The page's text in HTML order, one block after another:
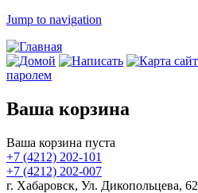
Jump to navigation
паролем
Ваша корзина
Ваша корзина пуста
+7 (4212) 202-101
+7 (4212) 202-007
г. Хабаровск, Ул. Дикопольцева, 62